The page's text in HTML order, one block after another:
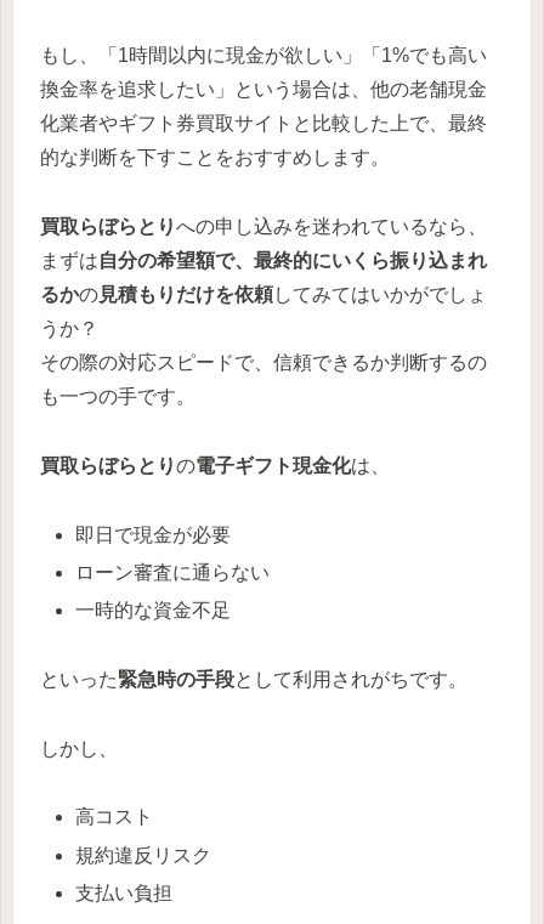
もし、「1時間以内に現金が欲しい」「1%でも高い
換金率を追求したい」という場合は、他の老舗現金
化業者やギフト券買取サイトと比較した上で、最終
的な判断を下すことをおすすめします。
買取らぼらとりへの申し込みを迷われているなら、
まずは自分の希望額で、最終的にいくら振り込まれ
るかの見積もりだけを依頼してみてはいかがでしょ
うか？
その際の対応スピードで、信頼できるか判断するの
も一つの手です。
買取らぼらとりの電子ギフト現金化は、
即日で現金が必要
ローン審査に通らない
一時的な資金不足
といった緊急時の手段として利用されがちです。
しかし、
高コスト
規約違反リスク
支払い負担